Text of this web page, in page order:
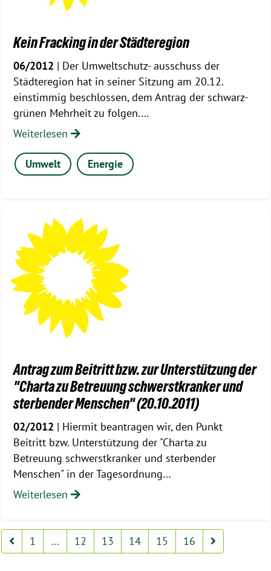
Kein Fracking in der Städteregion
06/2012 | Der Umweltschutz- ausschuss der
Städteregion hat in seiner Sitzung am 20.12.
einstimmig beschlossen, dem Antrag der schwarz-
grünen Mehrheit zu folgen.…
Weiterlesen
Umwelt Energie
Antrag zum Beitritt bzw. zur Unterstützung der
"Charta zu Betreuung schwerstkranker und
sterbender Menschen" (20.10.2011)
02/2012 | Hiermit beantragen wir, den Punkt
Beitritt bzw. Unterstützung der "Charta zu
Betreuung schwerstkranker und sterbender
Menschen" in der Tagesordnung…
Weiterlesen
1 … 12 13 14 15 16